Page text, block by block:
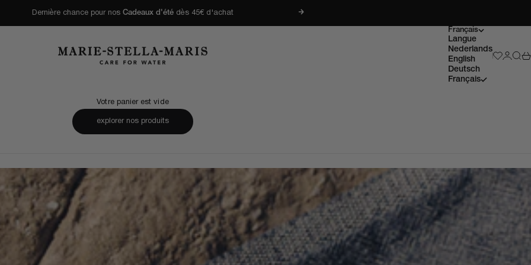
Dernière chance pour nos Cadeaux d'été dès 45€ d'achat Suivant
Marie-Stella-Maris
Français
Langue
Nederlands
English
Deutsch
Français
Wishlist
Votre panier est vide
explorer nos produits